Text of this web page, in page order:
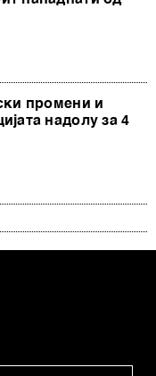
промени и
надолу за 4